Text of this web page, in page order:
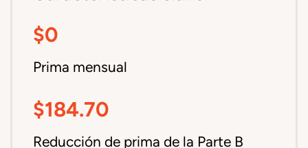
$0
Prima mensual
$184.70
Reducción de prima de la Parte B